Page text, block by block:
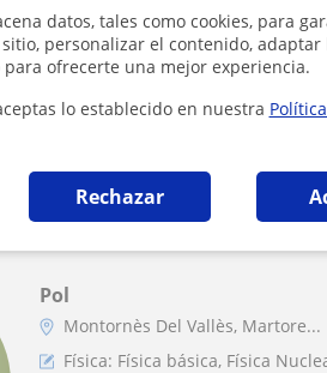
datos, tales como cookies, para
personalizar el contenido, adaptar
ofrecerte una mejor experiencia.
lo establecido en nuestra
Rechazar
John
Cardedeu, La Llagosta, Poliny...
Física: Física básica
Clases de fisica y matematica a
Pol
Montornès Del Vallès, Martore...
Física: Física básica, Física